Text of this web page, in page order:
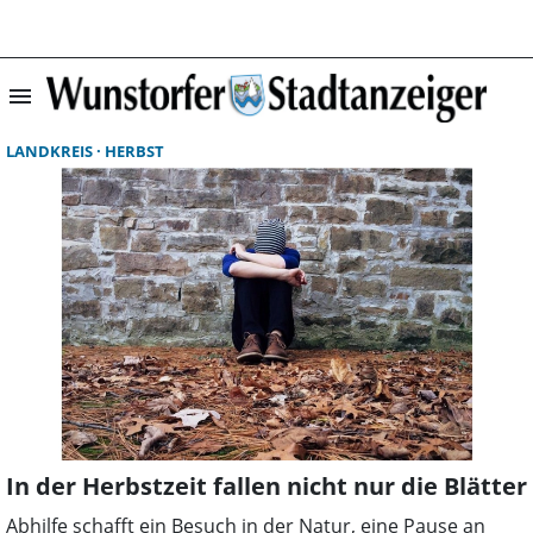
menu Startseite |
LANDKREIS HERBST
In der Herbstzeit fallen nicht nur die Blätter
Abhilfe schafft ein Besuch in der Natur, eine Pause an